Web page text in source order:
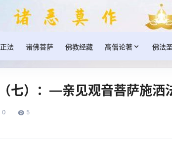
法 诸佛菩萨 佛教经藏 高僧论著 佛法
七）：—亲见观音菩萨施洒
0 5